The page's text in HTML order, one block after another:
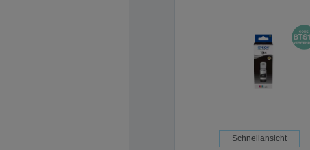
Schnellansicht